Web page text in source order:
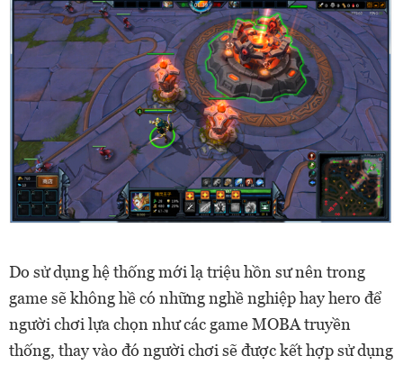
Do sử dụng hệ thống mới lạ triệu hồn sư nên trong
game sẽ không hề có những nghề nghiệp hay hero để
người chơi lựa chọn như các game MOBA truyền
thống, thay vào đó người chơi sẽ được kết hợp sử dụng